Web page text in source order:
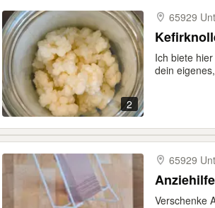
2
65929
Ich biete
dein
65929
Verschenke